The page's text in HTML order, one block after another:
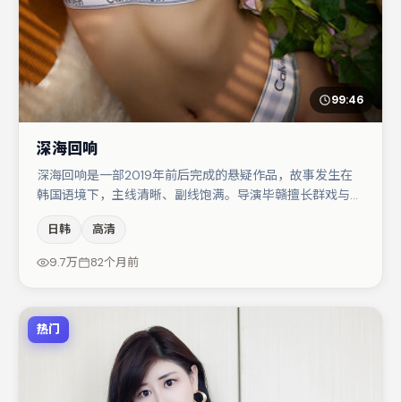
99:46
深海回响
深海回响是一部2019年前后完成的悬疑作品，故事发生在
韩国语境下，主线清晰、副线饱满。导演毕赣擅长群戏与空
承担叙事驱动，周冬雨、雷佳音分别提供反差与喜剧/悬疑
调剂（视场次而定）。整体完成度较高，适合周末一口气追
日韩 高清
9.7万 82个月前
热门